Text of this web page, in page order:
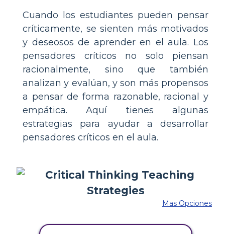
Cuando los estudiantes pueden pensar
críticamente, se sienten más motivados
y deseosos de aprender en el aula. Los
pensadores críticos no solo piensan
racionalmente, sino que también
analizan y evalúan, y son más propensos
a pensar de forma razonable, racional y
empática. Aquí tienes algunas
estrategias para ayudar a desarrollar
pensadores críticos en el aula.
Mas Opciones